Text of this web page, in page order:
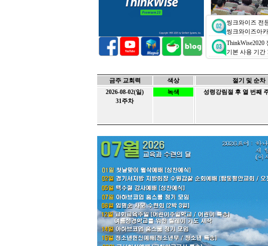
씽크와이즈 전
씽크와이즈아
기본 사용 기간
기초사용법 - 1
교육동영상1
ThinkWise
제공되는 컨텐
열람을 원하시
금주 교회력
색상 절기 및 순차
2026-08-02(일)
31주차
녹색 성령강림절 후 열 번째
홈스쿨링
No. 글제목 작
10
[아하브코업] 2025 성경통독 부흥 (0) ...
9
[아하브코업] 2024년 2학기 종강 ... 관
8
[홈스쿨링] 아하브코업 정기모임 (글
7
[홈스쿨링] 아하브 코업 2024년(0) ... 관
6
[홈스쿨링] 아하브 코업 2024년(0)... 관
5
[아하브코업] 2024 2학기 개강예(0)... 관